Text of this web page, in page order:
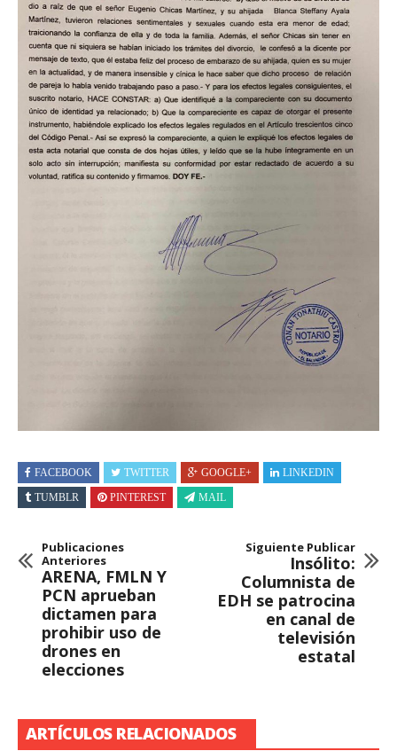
FACEBOOK TWITTER GOOGLE+
LINKEDIN
TUMBLR
PINTEREST MAIL
Publicaciones
Anteriores
ARENA, FMLN Y
PCN aprueban
dictamen para
prohibir uso de
drones en
elecciones
Siguiente Publicar
Insólito:
Columnista de
EDH se patrocina
en canal de
televisión
estatal
ARTÍCULOS RELACIONADOS